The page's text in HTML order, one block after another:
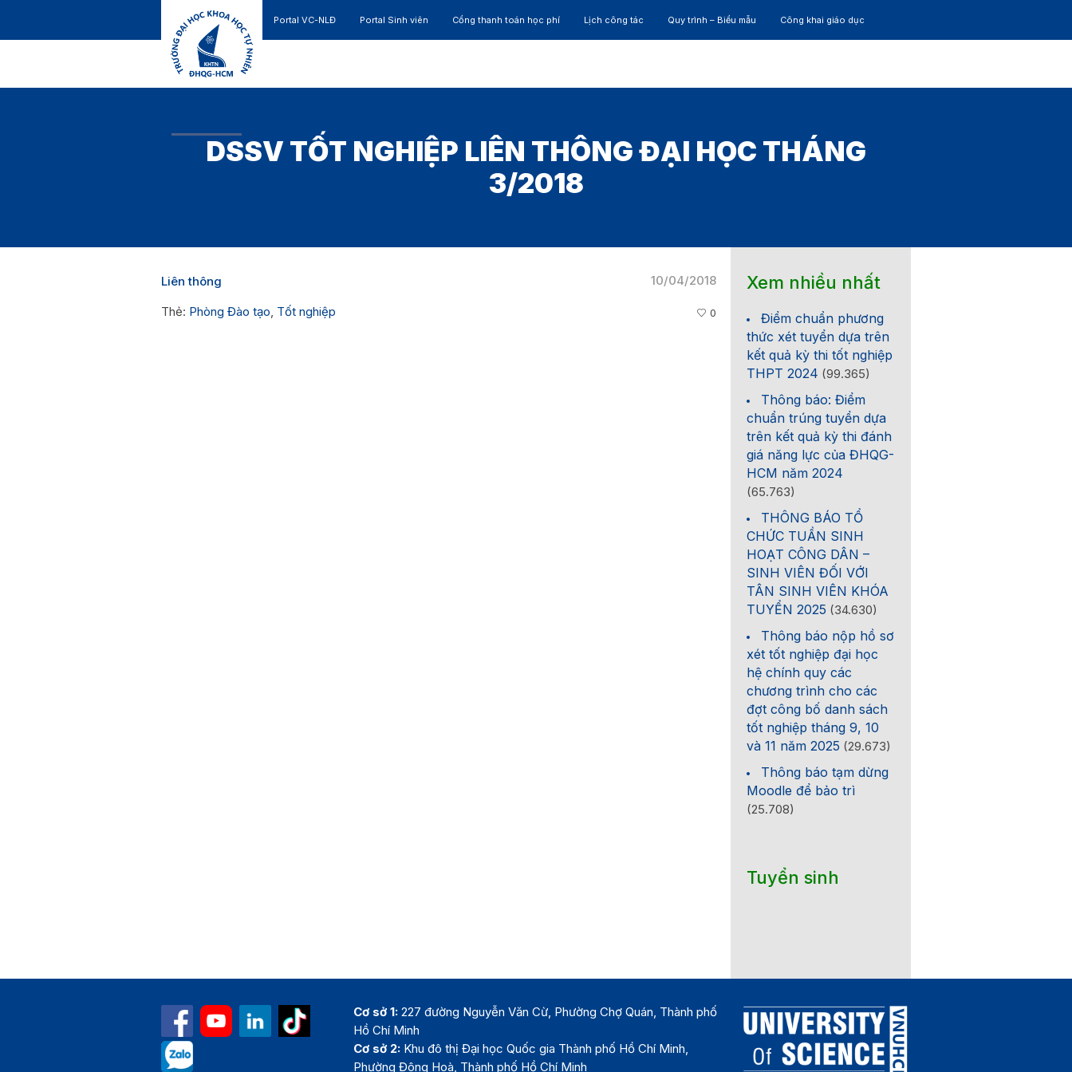
Portal VC-NLĐ Portal Sinh viên Cổng thanh toán học phí Lịch công tác Quy trình – Biểu mẫu Công khai giáo dục
DSSV TỐT NGHIỆP LIÊN THÔNG ĐẠI HỌC THÁNG
3/2018
10/04/2018
Liên thông
Thẻ: Phòng Đào tạo, Tốt nghiệp 0
Xem nhiều nhất
Điểm chuẩn phương
thức xét tuyển dựa trên
kết quả kỳ thi tốt nghiệp
THPT 2024 (99.365)
Thông báo: Điểm
chuẩn trúng tuyển dựa
trên kết quả kỳ thi đánh
giá năng lực của ĐHQG-
HCM năm 2024
(65.763)
THÔNG BÁO TỔ
CHỨC TUẦN SINH
HOẠT CÔNG DÂN –
SINH VIÊN ĐỐI VỚI
TÂN SINH VIÊN KHÓA
TUYỂN 2025 (34.630)
Thông báo nộp hồ sơ
xét tốt nghiệp đại học
hệ chính quy các
chương trình cho các
đợt công bố danh sách
tốt nghiệp tháng 9, 10
và 11 năm 2025 (29.673)
Thông báo tạm dừng
Moodle để bảo trì
(25.708)
Tuyển sinh
Cơ sở 1: 227 đường Nguyễn Văn Cừ, Phường Chợ Quán, Thành phố
Hồ Chí Minh
Cơ sở 2: Khu đô thị Đại học Quốc gia Thành phố Hồ Chí Minh,
Phường Đông Hoà, Thành phố Hồ Chí Minh